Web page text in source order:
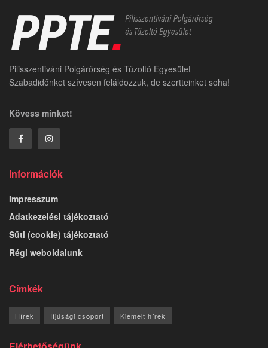
Pilisszentiváni Polgárőrség és Tűzoltó Egyesület
Szabadidőnket szívesen feláldozzuk, de szertteinket soha!
Kövess minket!
Információk
Impresszum
Adatkezelési tájékoztató
Süti (cookie) tájékoztató
Régi weboldalunk
Címkék
Hírek Ifjúsági csoport Kiemelt hírek